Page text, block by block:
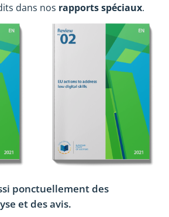
dans nos rapports spéciaux.
ponctuellement des
et des avis.